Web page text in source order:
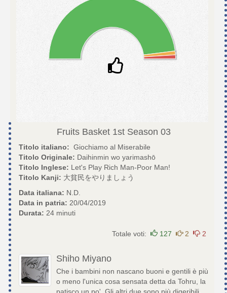
Fruits Basket 1st Season 03
Titolo italiano: Giochiamo al Miserabile
Titolo Originale: Daihinmin wo yarimashō
Titolo Inglese: Let's Play Rich Man-Poor Man!
Titolo Kanji: 大貧民をやりましょう
Data italiana: N.D.
Data in patria: 20/04/2019
Durata: 24 minuti
Totale voti: 127 2 2
Shiho Miyano
Che i bambini non nascano buoni e gentili è più
o meno l'unica cosa sensata detta da Tohru, la
patisco un po'. Gli altri due sono più digeribili.